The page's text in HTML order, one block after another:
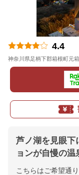
4.4
神奈川県足柄下郡箱根町元
芦ノ湖を見眼下
ョンが自慢の温
こちらはご希望通